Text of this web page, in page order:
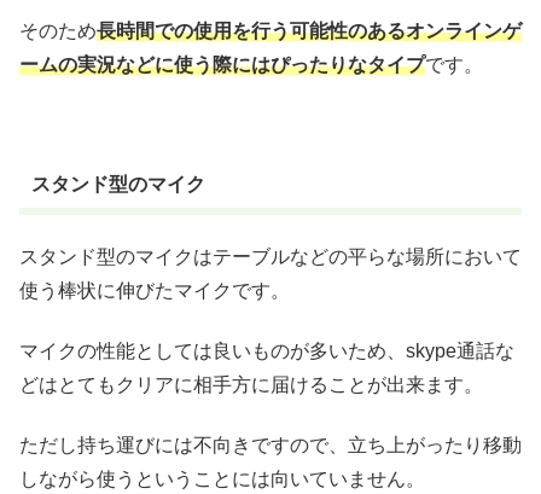
そのため長時間での使用を行う可能性のあるオンラインゲ
ームの実況などに使う際にはぴったりなタイプです。
スタンド型のマイク
スタンド型のマイクはテーブルなどの平らな場所において
使う棒状に伸びたマイクです。
マイクの性能としては良いものが多いため、skype通話な
どはとてもクリアに相手方に届けることが出来ます。
ただし持ち運びには不向きですので、立ち上がったり移動
しながら使うということには向いていません。